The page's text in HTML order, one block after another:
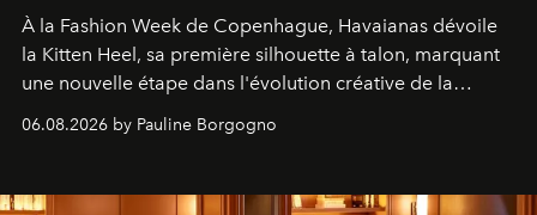
À la Fashion Week de Copenhague, Havaianas dévoile
la Kitten Heel, sa première silhouette à talon, marquant
une nouvelle étape dans l'évolution créative de la
06.08.2026 by Pauline Borgogno